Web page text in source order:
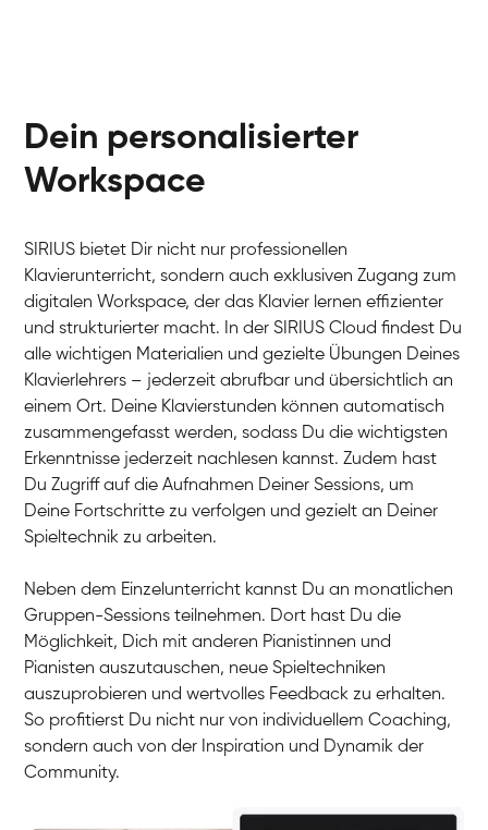
Klavier / Piano / Flügel
Klavier / Piano / Flügel
Hannes
Klavier / Piano / Flügel
Klavier / Piano / Flügel
Dein personalisierter
Workspace
SIRIUS bietet Dir nicht nur professionellen
Klavierunterricht, sondern auch exklusiven Zugang zum
digitalen Workspace, der das Klavier lernen effizienter
und strukturierter macht. In der SIRIUS Cloud findest Du
alle wichtigen Materialien und gezielte Übungen Deines
Klavierlehrers – jederzeit abrufbar und übersichtlich an
einem Ort. Deine Klavierstunden können automatisch
zusammengefasst werden, sodass Du die wichtigsten
Erkenntnisse jederzeit nachlesen kannst. Zudem hast
Du Zugriff auf die Aufnahmen Deiner Sessions, um
Deine Fortschritte zu verfolgen und gezielt an Deiner
Spieltechnik zu arbeiten.
Neben dem Einzelunterricht kannst Du an monatlichen
Gruppen-Sessions teilnehmen. Dort hast Du die
Möglichkeit, Dich mit anderen Pianistinnen und
Pianisten auszutauschen, neue Spieltechniken
auszuprobieren und wertvolles Feedback zu erhalten.
So profitierst Du nicht nur von individuellem Coaching,
sondern auch von der Inspiration und Dynamik der
Community.